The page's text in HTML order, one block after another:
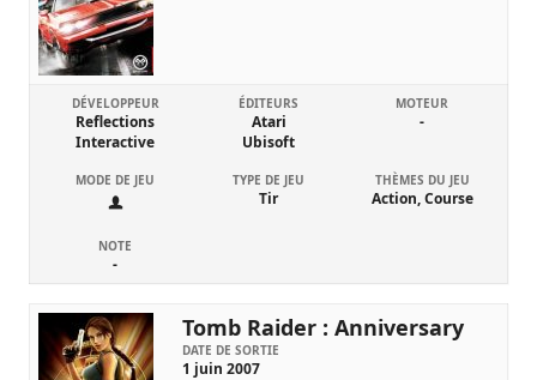
DÉVELOPPEUR
Reflections
Interactive
ÉDITEURS
Atari
Ubisoft
MOTEUR
-
MODE DE JEU TYPE DE JEU
Tir
THÈMES DU JEU
Action, Course
NOTE
-
Tomb Raider : Anniversary
DATE DE SORTIE
1 juin 2007